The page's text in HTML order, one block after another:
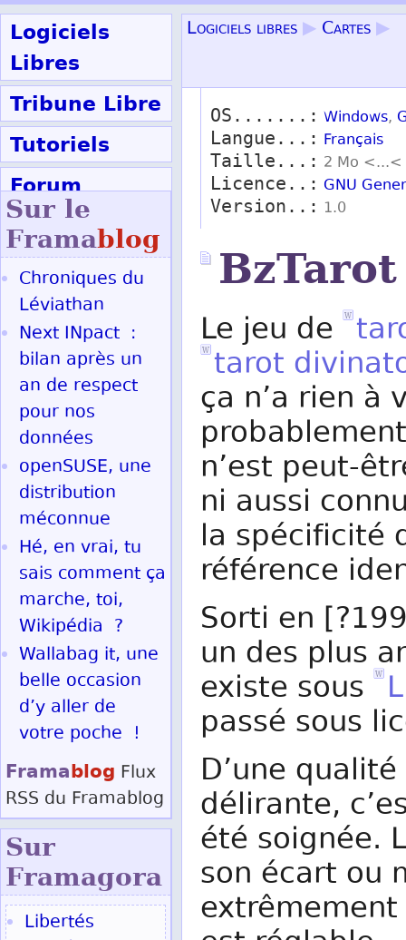
Logiciels
Libres
Tribune Libre
Tutoriels
Forum
Participer
Logiciels libres ▶ Cartes ▶
OS.......: Windows,
Langue...: Français
Taille...: 2 Mo <...<
Licence..: GNU
Version..: 1.0
BzTarot
Le jeu de
tarot
ça n’a rien
n’est peut-
ni aussi
la spécificité
référence
Sorti en
un des plus
existe sous
passé sous
D’une
délirante,
été soignée.
son écart ou
Sur le
Framablog
Chroniques du
Léviathan
Next INpact :
bilan après un
an de respect
pour nos
données
openSUSE, une
distribution
méconnue
Hé, en vrai, tu
sais comment ça
marche, toi,
Wikipédia ?
Wallabag it, une
belle occasion
d’y aller de
votre poche !
Framablog Flux
RSS du Framablog
Sur
Framagora
Libertés